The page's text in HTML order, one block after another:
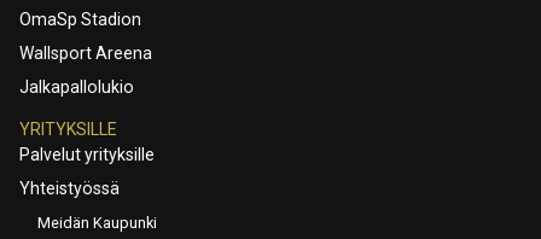
OmaSp Stadion
Wallsport Areena
Jalkapallolukio
YRITYKSILLE
Palvelut yrityksille
Yhteistyössä
Meidän Kaupunki